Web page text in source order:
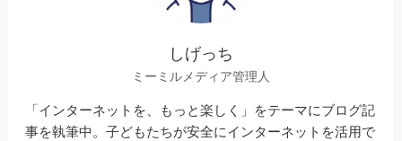
しげっち
ミーミルメディア管理人
「インターネットを、もっと楽しく」をテーマにブログ記
事を執筆中。子どもたちが安全にインターネットを活用で